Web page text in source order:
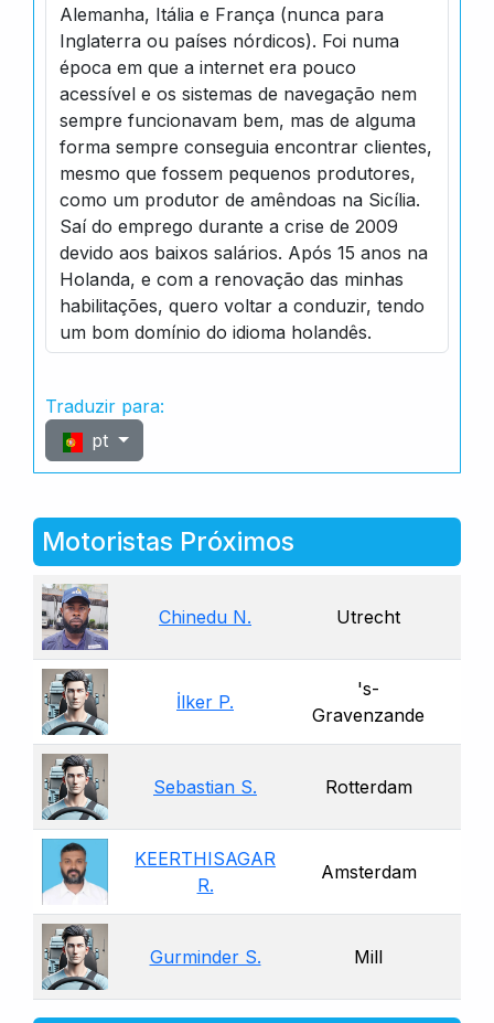
Alemanha, Itália e França (nunca para
Inglaterra ou países nórdicos). Foi numa
época em que a internet era pouco
acessível e os sistemas de navegação nem
sempre funcionavam bem, mas de alguma
forma sempre conseguia encontrar clientes,
mesmo que fossem pequenos produtores,
como um produtor de amêndoas na Sicília.
Saí do emprego durante a crise de 2009
devido aos baixos salários. Após 15 anos na
Holanda, e com a renovação das minhas
habilitações, quero voltar a conduzir, tendo
um bom domínio do idioma holandês.
Traduzir para:
pt
Motoristas Próximos
Chinedu N. Utrecht
İlker P.
's-
Gravenzande
Sebastian S. Rotterdam
KEERTHISAGAR
R.
Amsterdam
Gurminder S. Mill